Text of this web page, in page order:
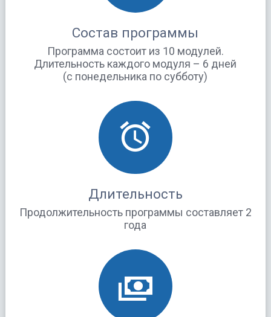
Состав программы
Программа состоит из 10 модулей.
Длительность каждого модуля – 6 дней
(с понедельника по субботу)
Длительность
Продолжительность программы составляет 2
года